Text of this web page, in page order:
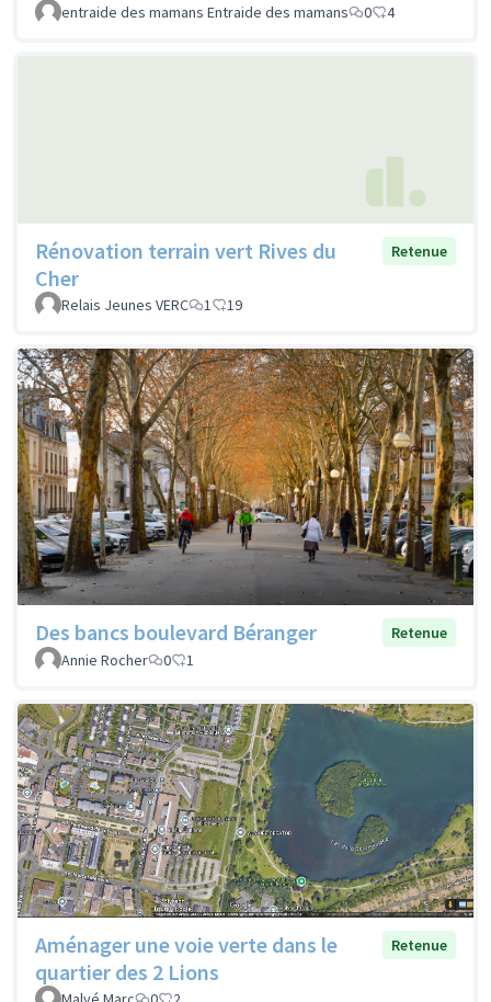
entraide des mamans Entraide des mamans 0 4
Rénovation terrain vert Rives du
Cher
Retenue
Relais Jeunes VERC 1 19
Des bancs boulevard Béranger
Retenue
Annie Rocher
0 1
Aménager une voie verte dans le
quartier des 2 Lions
Retenue